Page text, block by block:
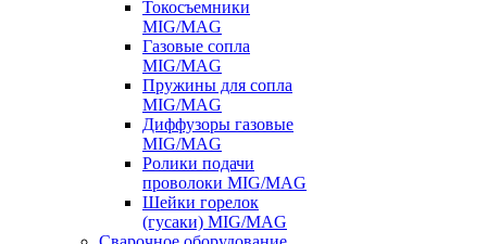
Токосъемники
MIG/MAG
Газовые сопла
MIG/MAG
Пружины для сопла
MIG/MAG
Диффузоры газовые
MIG/MAG
Ролики подачи
проволоки MIG/MAG
Шейки горелок
(гусаки) MIG/MAG